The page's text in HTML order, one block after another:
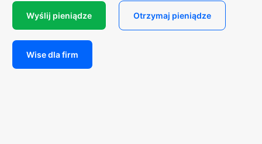
Wyślij pieniądze Otrzymaj pieniądze
Wise dla firm